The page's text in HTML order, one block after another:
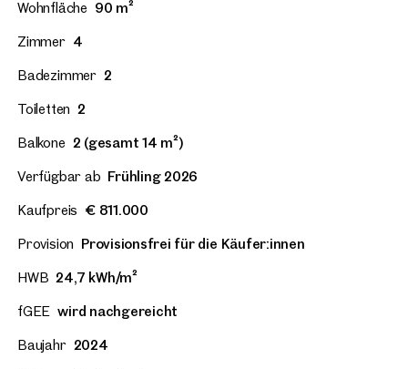
Wohnfläche 90 m²
Zimmer 4
Badezimmer 2
Toiletten 2
Balkone 2 (gesamt 14 m²)
Verfügbar ab Frühling 2026
Kaufpreis € 811.000
Provision Provisionsfrei für die Käufer:innen
HWB 24,7 kWh/m²
fGEE wird nachgereicht
Baujahr 2024